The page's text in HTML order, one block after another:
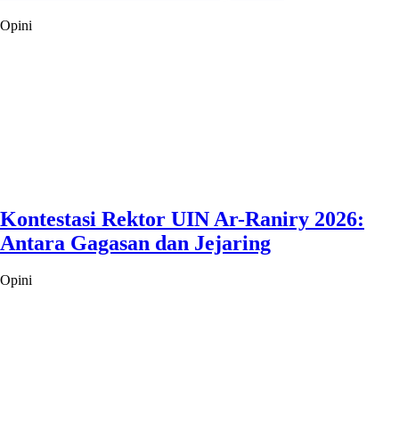
Opini
Kontestasi Rektor UIN Ar-Raniry 2026:
Antara Gagasan dan Jejaring
Opini